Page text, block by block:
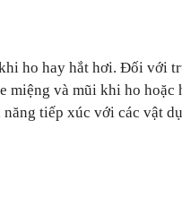
ho hay hắt hơi. Đối với
miệng và mũi khi ho hoặc
tiếp xúc với các vật